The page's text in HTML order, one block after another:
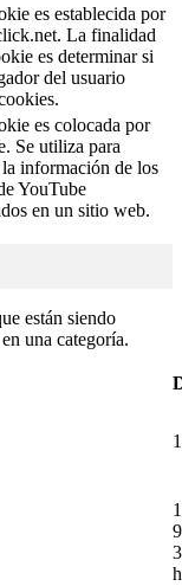
es establecida por
La finalidad
es determinar si
del usuario
es colocada por
Se utiliza para
la información de los
YouTube
en un sitio web.
están siendo
una categoría.